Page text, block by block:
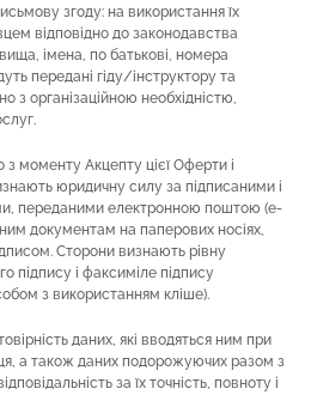
згоду: на використання їх
відповідно до законодавства
імена, по батькові, номера
передані гіду/інструктору та
з організаційною необхідністю,
моменту Акцепту цієї Оферти і
юридичну силу за підписаними і
переданими електронною поштою (e-
документам на паперових носіях,
Сторони визнають рівну
підпису і факсиміле підпису
з використанням кліше).
даних, які вводяться ним при
а також даних подорожуючих разом з
за їх точність, повноту і